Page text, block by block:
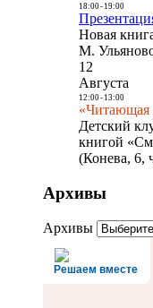
18:00- 19:00
Новая
М.
12
Августа
12:00- 13:00
«Читающая
Детский
книгой
(Конева, 6,
Архивы
Архивы
Решаем вместе